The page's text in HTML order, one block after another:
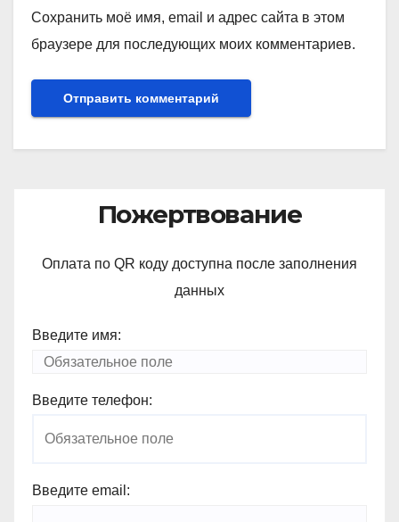
Сохранить моё имя, email и адрес сайта в этом
браузере для последующих моих комментариев.
Пожертвование
Оплата по QR коду доступна после заполнения
данных
Введите имя:
Введите телефон:
Введите email: